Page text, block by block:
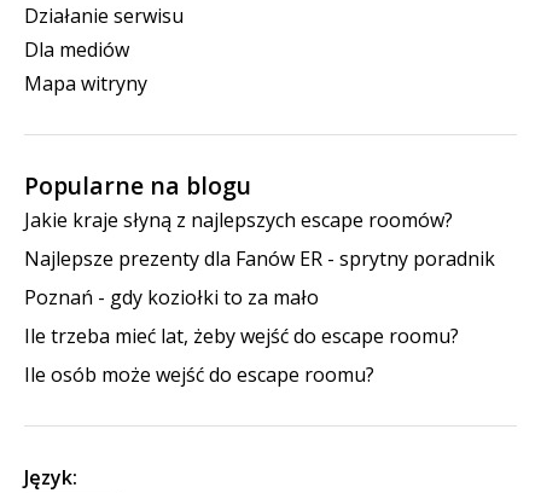
Działanie serwisu
Dla mediów
Mapa witryny
Popularne na blogu
Jakie kraje słyną z najlepszych escape roomów?
Najlepsze prezenty dla Fanów ER - sprytny poradnik
Poznań - gdy koziołki to za mało
Ile trzeba mieć lat, żeby wejść do escape roomu?
Ile osób może wejść do escape roomu?
Język: